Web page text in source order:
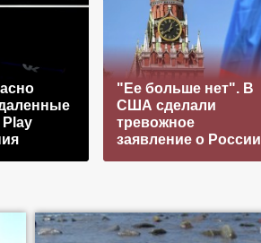
Play
"Ее больше нет". В
США сделали
тревожное
заявление о России